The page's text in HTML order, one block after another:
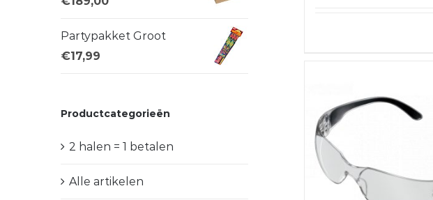
Partypakket Groot
€17,99
Productcategorieën
2 halen = 1 betalen
Alle artikelen